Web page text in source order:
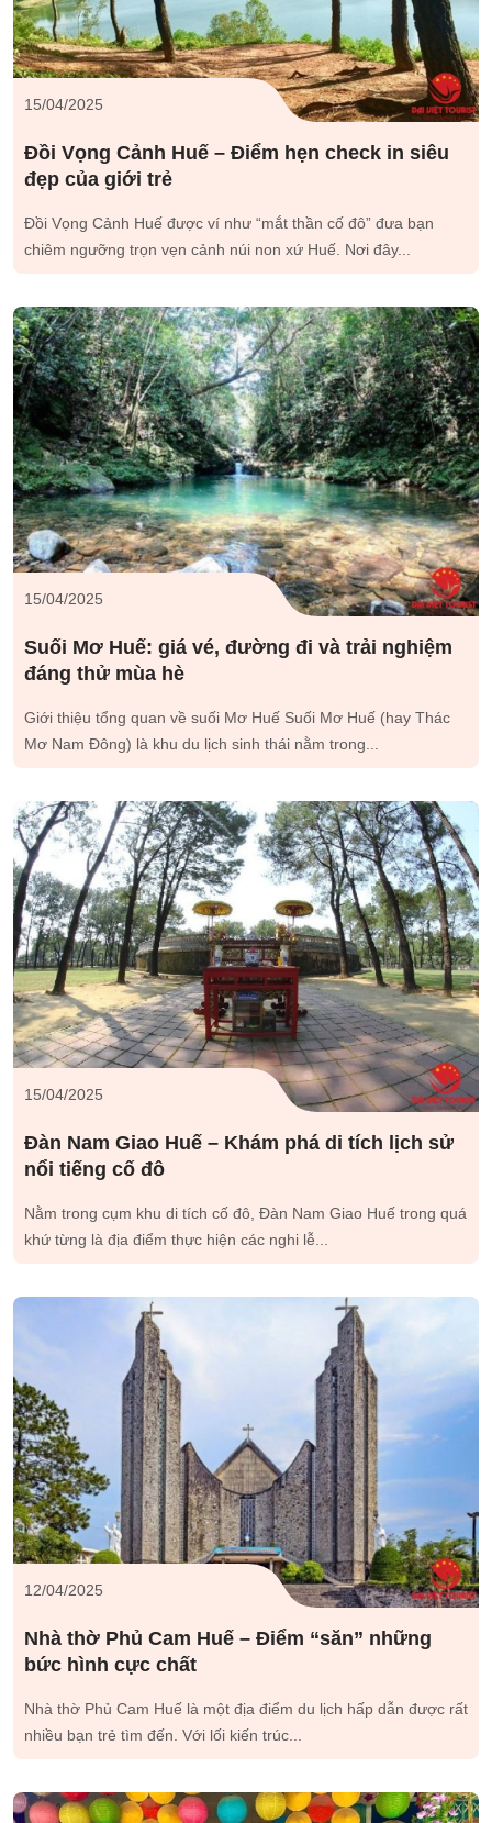
15/04/2025
Đồi Vọng Cảnh Huế – Điểm hẹn check in siêu
đẹp của giới trẻ
Đồi Vọng Cảnh Huế được ví như “mắt thần cố đô” đưa bạn
chiêm ngưỡng trọn vẹn cảnh núi non xứ Huế. Nơi đây...
15/04/2025
Suối Mơ Huế: giá vé, đường đi và trải nghiệm
đáng thử mùa hè
Giới thiệu tổng quan về suối Mơ Huế Suối Mơ Huế (hay Thác
Mơ Nam Đông) là khu du lịch sinh thái nằm trong...
15/04/2025
Đàn Nam Giao Huế – Khám phá di tích lịch sử
nổi tiếng cố đô
Nằm trong cụm khu di tích cố đô, Đàn Nam Giao Huế trong quá
khứ từng là địa điểm thực hiện các nghi lễ...
12/04/2025
Nhà thờ Phủ Cam Huế – Điểm “săn” những
bức hình cực chất
Nhà thờ Phủ Cam Huế là một địa điểm du lịch hấp dẫn được rất
nhiều bạn trẻ tìm đến. Với lối kiến trúc...